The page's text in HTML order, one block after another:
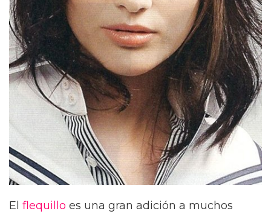
El flequillo es una gran adición a muchos